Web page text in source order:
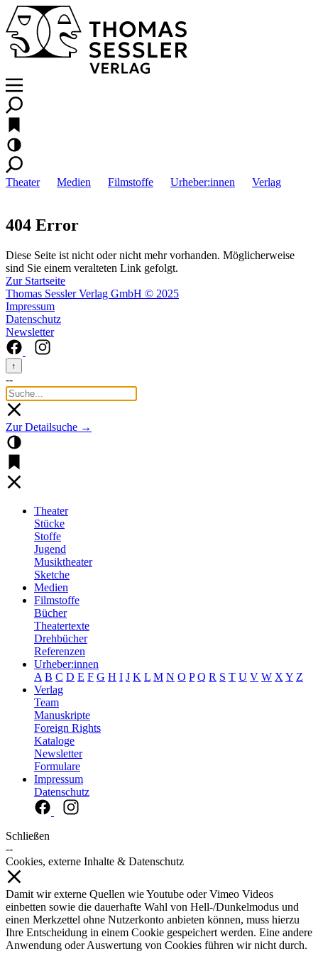
Theater Medien Filmstoffe Urheber:innen Verlag
404 Error
Diese Seite ist nicht oder nicht mehr vorhanden. Möglicherweise
sind Sie einem veralteten Link gefolgt.
Zur Startseite
Thomas Sessler Verlag GmbH © 2025
Impressum
Datenschutz
Newsletter
↑
--
Zur Detailsuche →
Theater
Stücke
Stoffe
Jugend
Musiktheater
Sketche
Medien
Filmstoffe
Bücher
Theatertexte
Drehbücher
Referenzen
Urheber:innen
A B C D E F G H I J K L M N O P Q R S T U V W X Y Z
Verlag
Team
Manuskripte
Foreign Rights
Kataloge
Newsletter
Formulare
Impressum
Datenschutz
Schließen
--
Cookies, externe Inhalte & Datenschutz
Damit wir externe Quellen wie Youtube oder Vimeo Videos
einbetten sowie die dauerhafte Wahl von Hell-/Dunkelmodus und
einen Merkzettel ohne Nutzerkonto anbieten können, muss hierzu
Ihre Entscheidung in einem Cookie gespeichert werden. Eine andere
Anwendung oder Auswertung von Cookies führen wir nicht durch.